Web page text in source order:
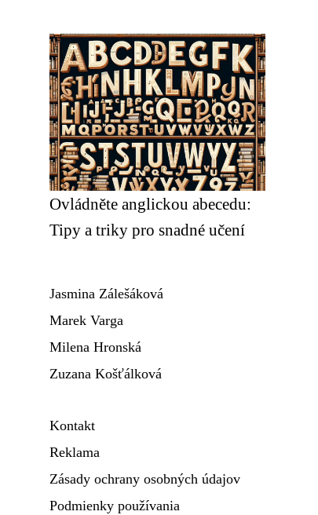
Ovládněte anglickou abecedu:
Tipy a triky pro snadné učení
Jasmina Zálešáková
Marek Varga
Milena Hronská
Zuzana Košťálková
Kontakt
Reklama
Zásady ochrany osobných údajov
Podmienky používania